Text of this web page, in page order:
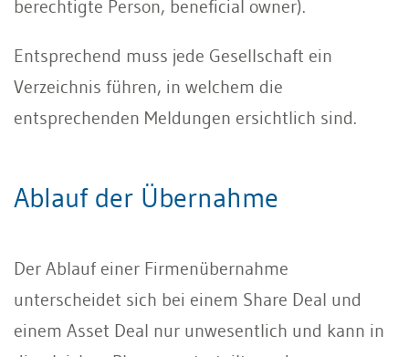
berechtigte Person, beneficial owner).
Entsprechend muss jede Gesellschaft ein
Verzeichnis führen, in welchem die
entsprechenden Meldungen ersichtlich sind.
Ablauf der Übernahme
Der Ablauf einer Firmenübernahme
unterscheidet sich bei einem Share Deal und
einem Asset Deal nur unwesentlich und kann in